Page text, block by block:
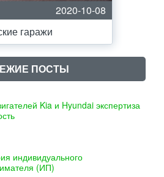
2020-10-08
гаражи
ПОСТЫ
Kia и Hyundai экспертиза
индивидуального
(ИП)